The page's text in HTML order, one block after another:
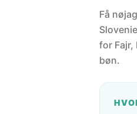
Få
for Fajr,
bøn.